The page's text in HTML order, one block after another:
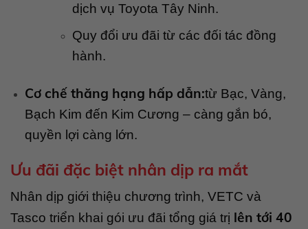
dịch vụ Toyota Tây Ninh.
Quy đổi ưu đãi từ các đối tác đồng
hành.
Cơ chế thăng hạng hấp dẫn:từ Bạc, Vàng,
Bạch Kim đến Kim Cương – càng gắn bó,
quyền lợi càng lớn.
Ưu đãi đặc biệt nhân dịp ra mắt
Nhân dịp giới thiệu chương trình, VETC và
Tasco triển khai gói ưu đãi tổng giá trị lên tới 40